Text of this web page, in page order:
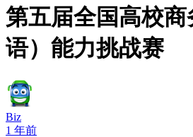
第五届全国高校
语）能力挑战赛
Biz
1 年前